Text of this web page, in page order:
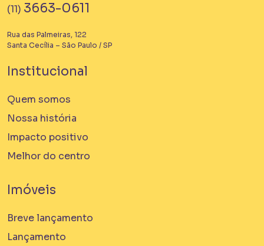
(11) 3663-0611
Rua das Palmeiras, 122
Santa Cecília – São Paulo / SP
Institucional
Quem somos
Nossa história
Impacto positivo
Melhor do centro
Imóveis
Breve lançamento
Lançamento